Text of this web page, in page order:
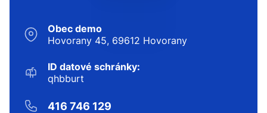
Obec demo
Hovorany 45, 69612 Hovorany
ID datové schránky:
qhbburt
416 746 129